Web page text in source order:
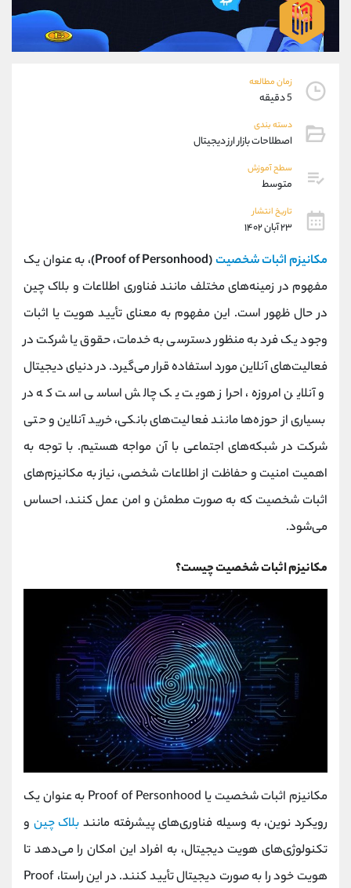
زمان مطالعه
5 دقیقه
دسته بندی
اصطلاحات بازار ارز دیجیتال
سطح آموزش
متوسط
تاریخ انتشار
۲۳ آبان ۱۴۰۲
مکانیزم اثبات شخصیت(Proof of Personhood)
، به عنوان یک
مفهوم در زمینه‌های مختلف مانند فناوری اطلاعات و بلاک چین
در حال ظهور است. این مفهوم به معنای تأیید هویت یا اثبات
وجود یک فرد به منظور دسترسی به خدمات، حقوق یا شرکت در
فعالیت‌های آنلاین مورد استفاده قرار می‌گیرد. در دنیای دیجیتال
و آنلاین امروزه، احراز هویت یک چالش اساسی است که در
بسیاری از حوزه‌ها مانند فعالیت‌های بانکی، خرید آنلاین و حتی
شرکت در شبکه‌های اجتماعی با آن مواجه هستیم. با توجه به
اهمیت امنیت و حفاظت از اطلاعات شخصی، نیاز به مکانیزم‌های
اثبات شخصیت که به صورت مطمئن و امن عمل کنند، احساس
می‌شود.
مکانیزم اثبات شخصیت چیست؟
مکانیزم اثبات شخصیت یا Proof of Personhood به عنوان یک
رویکرد نوین، به وسیله فناوری‌های پیشرفته مانند بلاک چین و
تکنولوژی‌های هویت دیجیتال، به افراد این امکان را می‌دهد تا
هویت خود را به صورت دیجیتال تأیید کنند. در این راستا، Proof
واتساپ شروع گفتگو
تلگرام @Armteam_admin_104
پشتیبان فروش
موبایل
اطلاعات تماس
تلفن 021-22021030
021-22021040
بدون پیش شماره
اینستاگرام @alireza.mehrabii
کانال تلگرام @alirezamehrabi_com
@alirezamehrabi_official